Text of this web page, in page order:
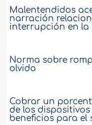
Malentendidos
narración
interrupción en la
Norma sobre
olvido
Cobrar un
de los
beneficios para el